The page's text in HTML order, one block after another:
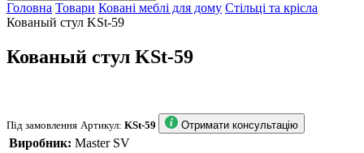
Головна Товари Ковані меблі для дому Стільці та крісла
Кованый стул KSt-59
Кованый стул KSt-59
Під замовлення Артикул: KSt-59 Отримати консультацію
Виробник: Master SV